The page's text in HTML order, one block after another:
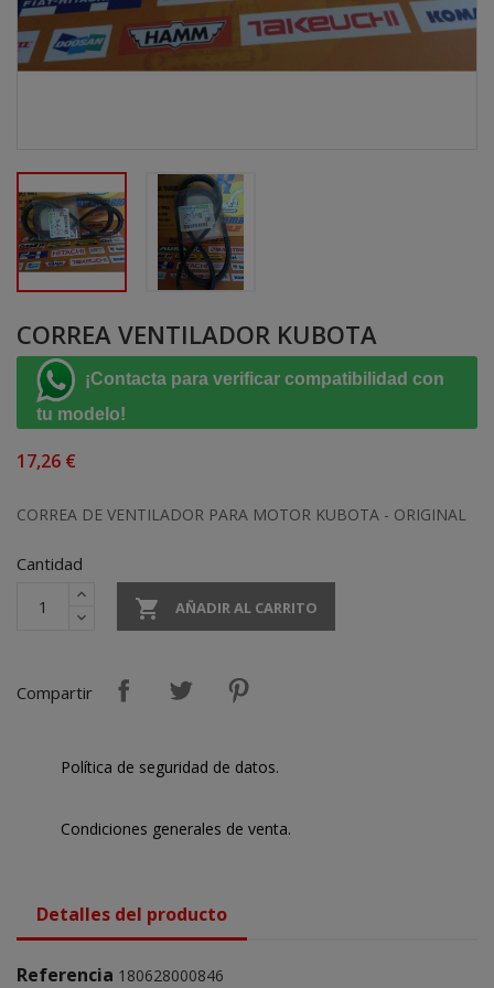
CORREA VENTILADOR KUBOTA
¡Contacta para verificar compatibilidad con
tu modelo!
17,26 €
CORREA DE VENTILADOR PARA MOTOR KUBOTA - ORIGINAL
Cantidad
 AÑADIR AL CARRITO
Compartir
Política de seguridad de datos.
Condiciones generales de venta.
Detalles del producto
Referencia 180628000846